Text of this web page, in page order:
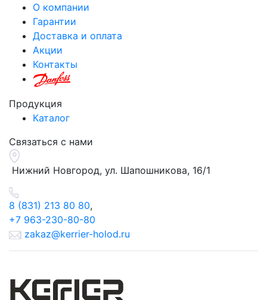
О компании
Гарантии
Доставка и оплата
Акции
Контакты
Продукция
Каталог
Связаться с нами
Нижний Новгород, ул. Шапошникова, 16/1
8 (831) 213 80 80,
+7 963-230-80-80
zakaz@kerrier-holod.ru